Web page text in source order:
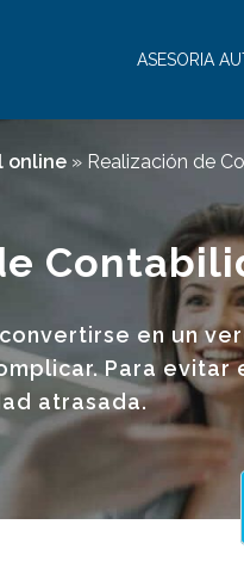
ASESORIA
online » Realización de
en un
Para
atrasada.